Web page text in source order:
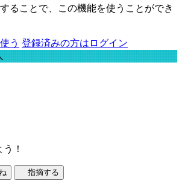
ることで、この機能を使うことができ
う 登録済みの方はログイン
！
指摘する